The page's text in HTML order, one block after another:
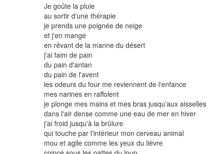
Je goûte la pluie
au sortir d'une thérapie
je prends une poignée de neige
et j'en mange
en rêvant de la manne du désert
j'ai faim de pain
du pain d'antan
du pain de l'avent
les odeurs du four me reviennent de l'enfance
mes narines en raffolent
je plonge mes mains et mes bras jusqu'aux aisselles
dans l'air dense comme une eau de mer en hiver
j'ai froid jusqu'à la brûlure
qui touche par l'intérieur mon cerveau animal
mou et agile comme les yeux du lièvre